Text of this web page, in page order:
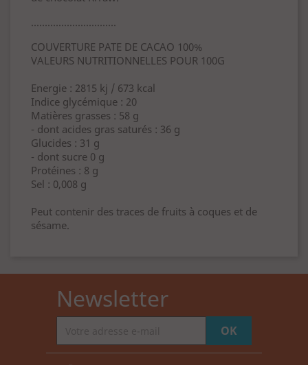
...............................
COUVERTURE PATE DE CACAO 100%
VALEURS NUTRITIONNELLES POUR 100G
Energie : 2815 kj / 673 kcal
Indice glycémique : 20
Matières grasses : 58 g
- dont acides gras saturés : 36 g
Glucides : 31 g
- dont sucre 0 g
Protéines : 8 g
Sel : 0,008 g
Peut contenir des traces de fruits à coques et de
sésame.
Newsletter